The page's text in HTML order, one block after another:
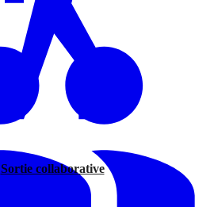
Sortie collaborative